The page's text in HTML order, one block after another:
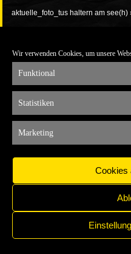
Wir verwenden Cookies, um unsere
Funktional
Statistiken
Marketing
Cookies
aktuelle_foto_tus haltern am see(h)